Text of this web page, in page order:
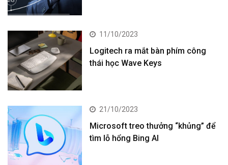
11/10/2023
Logitech ra mắt bàn phím công
thái học Wave Keys
21/10/2023
Microsoft treo thưởng “khủng” để
tìm lỗ hổng Bing AI